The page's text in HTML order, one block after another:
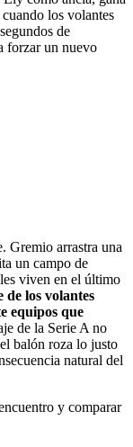
los volantes
de
forzar un nuevo
Gremio arrastra una
un campo de
viven en el último
de los volantes
equipos que
de la Serie A no
balón roza lo justo
natural del
y comparar